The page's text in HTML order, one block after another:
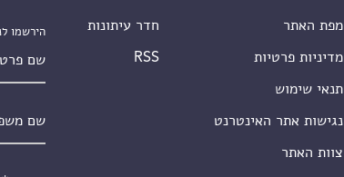
מפת האתר
מדיניות פרטיות
תנאי שימוש
נגישות אתר האינטרנט
צוות האתר
חדר עיתונות
RSS
הירשמו